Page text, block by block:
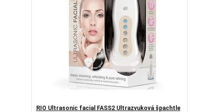
RIO Ultrasonic facial FASS2 Ultrazvuková špachtle